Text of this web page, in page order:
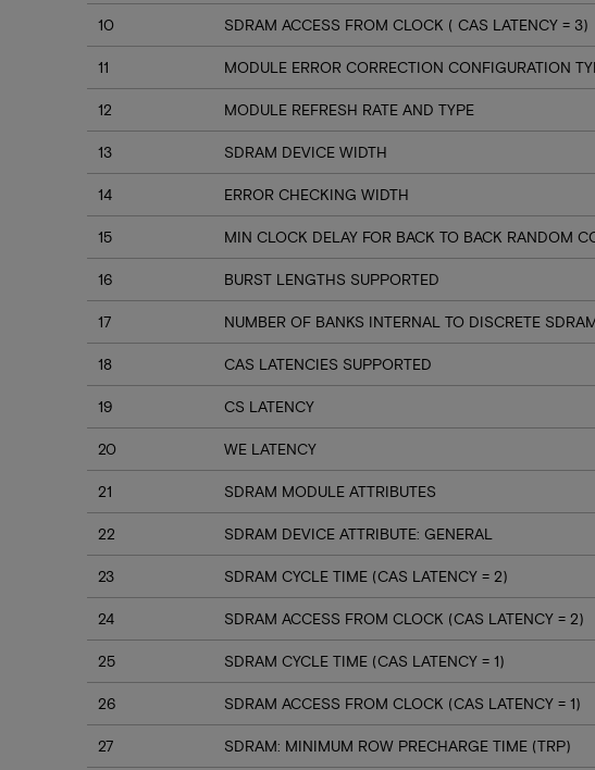
10 SDRAM ACCESS FROM CLOCK ( CAS LATENCY = 3)
11 MODULE ERROR CORRECTION CONFIGURATION
12 MODULE REFRESH RATE AND TYPE
13 SDRAM DEVICE WIDTH
14 ERROR CHECKING WIDTH
15 MIN CLOCK DELAY FOR BACK TO BACK RANDOM
16 BURST LENGTHS SUPPORTED
17 NUMBER OF BANKS INTERNAL TO DISCRETE
18 CAS LATENCIES SUPPORTED
19 CS LATENCY
20 WE LATENCY
21 SDRAM MODULE ATTRIBUTES
22 SDRAM DEVICE ATTRIBUTE: GENERAL
23 SDRAM CYCLE TIME (CAS LATENCY = 2)
24 SDRAM ACCESS FROM CLOCK (CAS LATENCY = 2)
25 SDRAM CYCLE TIME (CAS LATENCY = 1)
26 SDRAM ACCESS FROM CLOCK (CAS LATENCY = 1)
27 SDRAM: MINIMUM ROW PRECHARGE TIME (TRP)